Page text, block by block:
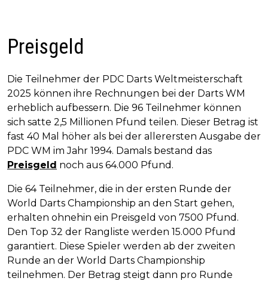
Preisgeld
Die Teilnehmer der PDC Darts Weltmeisterschaft
2025 können ihre Rechnungen bei der Darts WM
erheblich aufbessern. Die 96 Teilnehmer können
sich satte 2,5 Millionen Pfund teilen. Dieser Betrag ist
fast 40 Mal höher als bei der allerersten Ausgabe der
PDC WM im Jahr 1994. Damals bestand das
Preisgeld noch aus 64.000 Pfund.
Die 64 Teilnehmer, die in der ersten Runde der
World Darts Championship an den Start gehen,
erhalten ohnehin ein Preisgeld von 7500 Pfund.
Den Top 32 der Rangliste werden 15.000 Pfund
garantiert. Diese Spieler werden ab der zweiten
Runde an der World Darts Championship
teilnehmen. Der Betrag steigt dann pro Runde